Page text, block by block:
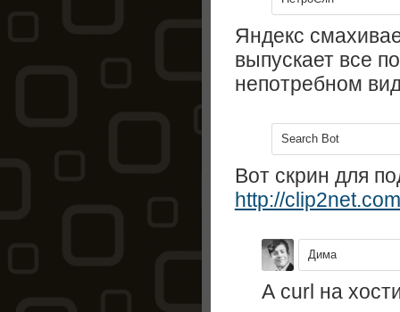
Яндекс
выпускает все
непотребном
Search Bot
Вот скрин для
http://
Дима
А curl на